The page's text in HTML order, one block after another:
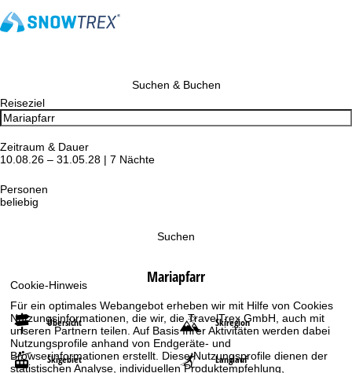
Cookie-Hinweis
Für ein optimales Webangebot erheben wir mit Hilfe von Cookies
Nutzungsinformationen, die wir, die TravelTrex GmbH, auch mit
unseren Partnern teilen. Auf Basis Ihrer Aktivitäten werden dabei
Nutzungsprofile anhand von Endgeräte- und
Browserinformationen erstellt. Diese Nutzungsprofile dienen der
statistischen Analyse, individuellen Produktempfehlung,
Suchen & Buchen
Reiseziel
Zeitraum & Dauer
10.08.26 – 31.05.28 | 7 Nächte
Personen
beliebig
Suchen
Mariapfarr
Übersicht Skiregion
Skigebiet Langlauf